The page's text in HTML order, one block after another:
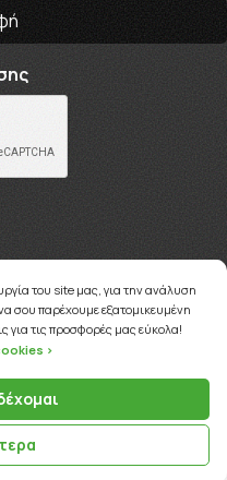
του site μας, για την ανάλυση
σου παρέχουμε εξατομικευμένη
για τις προσφορές μας εύκολα!
>